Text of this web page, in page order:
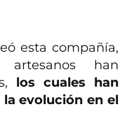
esta compañía,
artesanos han
los cuales han
evolución en el